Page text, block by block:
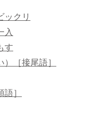
ックリ
入
す
）［接尾語］
語］